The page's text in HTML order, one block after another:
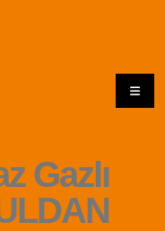
Gazlı